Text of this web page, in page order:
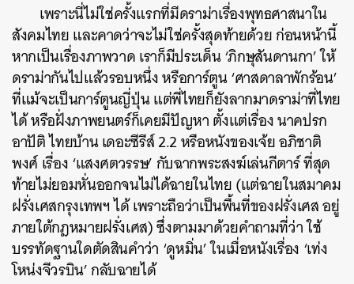
เพราะนี่ไม่ใช่ครั้งแรกที่มีดราม่าเรื่องพุทธศาสนาใน
สังคมไทย และคาดว่าจะไม่ใช่ครั้งสุดท้ายด้วย ก่อนหน้านี้
หากเป็นเรื่องภาพวาด เราก็มีประเด็น ‘ภิกษุสันดานกา’ ให้
ดราม่ากันไปแล้วรอบหนึ่ง หรือการ์ตูน ‘ศาสดาลาพักร้อน’
ที่แม้จะเป็นการ์ตูนญี่ปุ่น แต่พี่ไทยก็ยังลากมาดราม่าที่ไทย
ได้ หรือฝั่งภาพยนตร์ก็เคยมีปัญหา ตั้งแต่เรื่อง นาคปรก
อาปัติ ไทยบ้าน เดอะซีรีส์ 2.2 หรือหนังของเจ้ย อภิชาติ
พงศ์ เรื่อง ‘แสงศตวรรษ’ กับฉากพระสงฆ์เล่นกีตาร์ ที่สุด
ท้ายไม่ยอมหั่นออกจนไม่ได้ฉายในไทย (แต่ฉายในสมาคม
ฝรั่งเศสกรุงเทพฯ ได้ เพราะถือว่าเป็นพื้นที่ของฝรั่งเศส อยู่
ภายใต้กฎหมายฝรั่งเศส) ซึ่งตามมาด้วยคำถามที่ว่า ใช้
บรรทัดฐานใดตัดสินคำว่า ‘ดูหมิ่น’ ในเมื่อหนังเรื่อง ‘เท่ง
โหน่งจีวรบิน’ กลับฉายได้